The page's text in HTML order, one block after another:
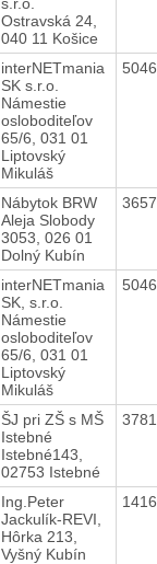
Ostravská 24,
040 11 Košice
interNETmania
SK s.r.o.
Námestie
osloboditeľov
65/6, 031 01
Liptovský
Mikuláš
Nábytok BRW
Aleja Slobody
3053, 026 01
Dolný Kubín
interNETmania
SK, s.r.o.
Námestie
osloboditeľov
65/6, 031 01
Liptovský
Mikuláš
ŠJ pri ZŠ s MŠ
Istebné
Istebné143,
02753 Istebné
Ing.Peter
Jackulík-REVI,
Hôrka 213,
Vyšný Kubín